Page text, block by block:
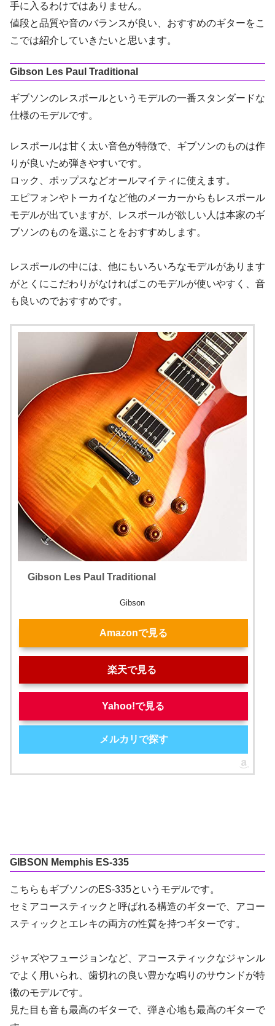
手に入るわけではありません。
値段と品質や音のバランスが良い、おすすめのギターをこ
こでは紹介していきたいと思います。
Gibson Les Paul Traditional
ギブソンのレスポールというモデルの一番スタンダードな
仕様のモデルです。
レスポールは甘く太い音色が特徴で、ギブソンのものは作
りが良いため弾きやすいです。
ロック、ポップスなどオールマイティに使えます。
エピフォンやトーカイなど他のメーカーからもレスポール
モデルが出ていますが、レスポールが欲しい人は本家のギ
ブソンのものを選ぶことをおすすめします。
レスポールの中には、他にもいろいろなモデルがあります
がとくにこだわりがなければこのモデルが使いやすく、音
も良いのでおすすめです。
Gibson Les Paul Traditional
Gibson
Amazonで見る
楽天で見る
Yahoo!で見る
メルカリで探す
GIBSON Memphis ES-335
こちらもギブソンのES-335というモデルです。
セミアコースティックと呼ばれる構造のギターで、アコー
スティックとエレキの両方の性質を持つギターです。
ジャズやフュージョンなど、アコースティックなジャンル
でよく用いられ、歯切れの良い豊かな鳴りのサウンドが特
徴のモデルです。
見た目も音も最高のギターで、弾き心地も最高のギターで